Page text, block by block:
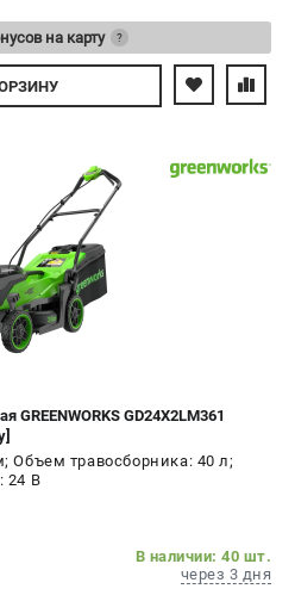
на карту ?
GREENWORKS GD24X2LM361
травосборника: 40 л;
24 В
В наличии: 40 шт.
через 3 дня